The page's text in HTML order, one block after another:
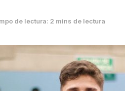
de lectura: 2 mins de lectura